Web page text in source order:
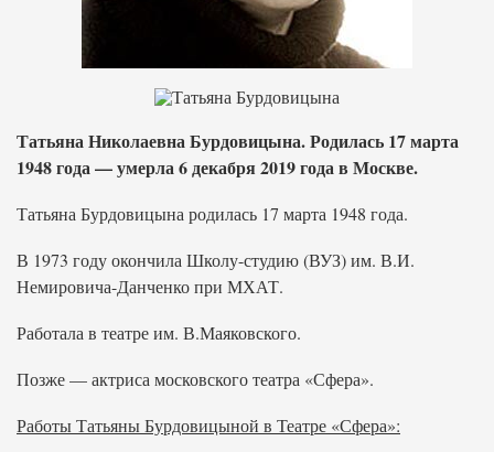
Татьяна Николаевна Бурдовицына. Родилась 17 марта
1948 года — умерла 6 декабря 2019 года в Москве.
Татьяна Бурдовицына родилась 17 марта 1948 года.
В 1973 году окончила Школу-студию (ВУЗ) им. В.И.
Немировича-Данченко при МХАТ.
Работала в театре им. В.Маяковского.
Позже — актриса московского театра «Сфера».
Работы Татьяны Бурдовицыной в Театре «Сфера»: